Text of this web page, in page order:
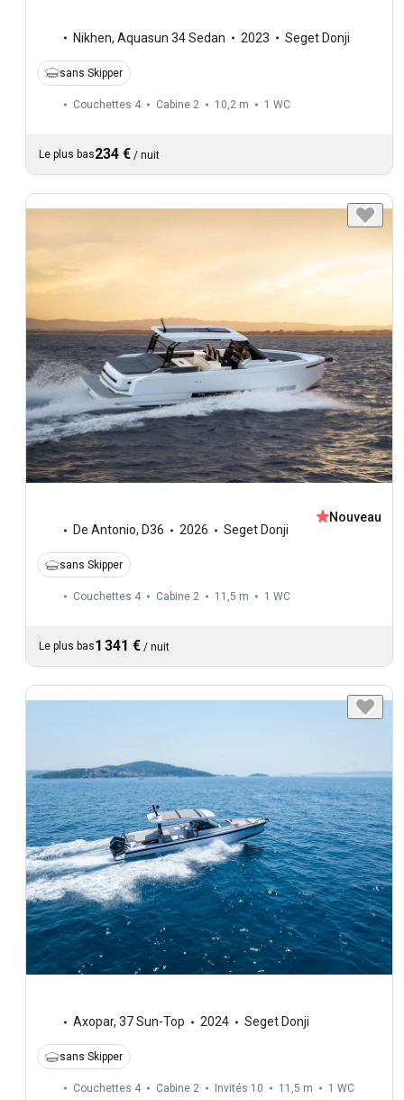
Nikhen, Aquasun 34 Sedan 2023 Seget Donji
sans Skipper
Couchettes 4 Cabine 2 10,2 m 1 WC
Le plus bas234 € / nuit
De Antonio, D36 2026 Seget Donji
Nouveau
sans Skipper
Couchettes 4 Cabine 2 11,5 m 1 WC
Le plus bas1 341 € / nuit
Axopar, 37 Sun-Top 2024 Seget Donji
sans Skipper
Couchettes 4 Cabine 2 Invités 10 11,5 m 1 WC